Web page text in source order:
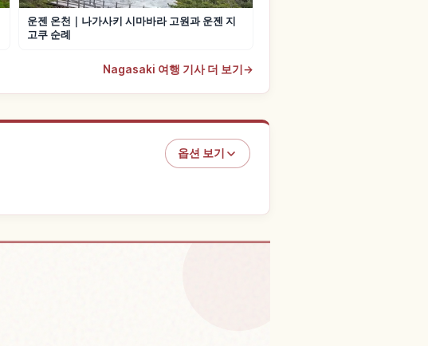
운젠 온천｜나가사키 시마바라 고원과 운젠 지
고쿠 순례
Nagasaki 여행 기사 더 보기 →
옵션 보기